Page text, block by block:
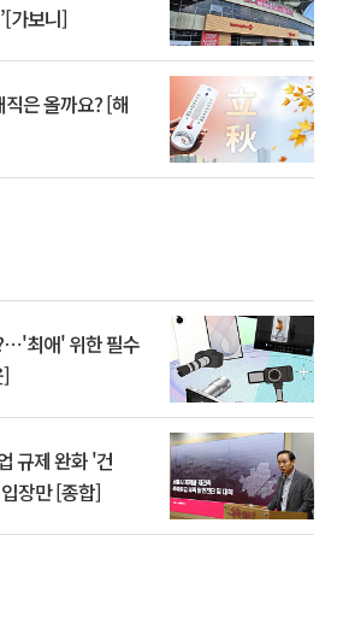
가보니]
은 올까요? [해
최애' 위한 필수
]
규제 완화 '건
장만 [종합]